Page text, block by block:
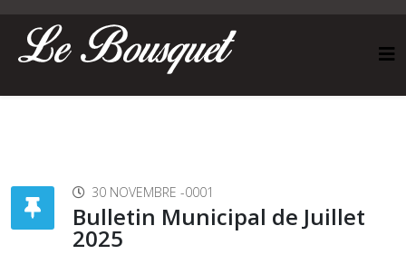
30 NOVEMBRE -0001
Bulletin Municipal de Juillet
2025